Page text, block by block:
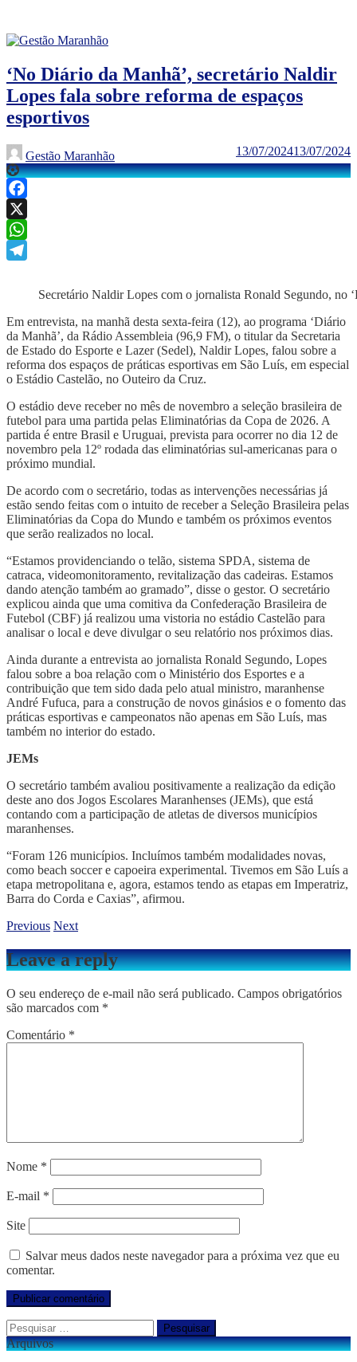
‘No Diário da Manhã’, secretário Naldir
Lopes fala sobre reforma de espaços
esportivos
Gestão Maranhão 13/07/202413/07/2024
Facebook
X
WhatsApp
Secretário Naldir Lopes com o jornalista Ronald Segundo, no
Em entrevista, na manhã desta sexta-feira (12), ao programa ‘Diário
da Manhã’, da Rádio Assembleia (96,9 FM), o titular da Secretaria
de Estado do Esporte e Lazer (Sedel), Naldir Lopes, falou sobre a
reforma dos espaços de práticas esportivas em São Luís, em especial
o Estádio Castelão, no Outeiro da Cruz.
O estádio deve receber no mês de novembro a seleção brasileira de
futebol para uma partida pelas Eliminatórias da Copa de 2026. A
partida é entre Brasil e Uruguai, prevista para ocorrer no dia 12 de
novembro pela 12º rodada das eliminatórias sul-americanas para o
próximo mundial.
De acordo com o secretário, todas as intervenções necessárias já
estão sendo feitas com o intuito de receber a Seleção Brasileira pelas
Eliminatórias da Copa do Mundo e também os próximos eventos
que serão realizados no local.
“Estamos providenciando o telão, sistema SPDA, sistema de
catraca, videomonitoramento, revitalização das cadeiras. Estamos
dando atenção também ao gramado”, disse o gestor. O secretário
explicou ainda que uma comitiva da Confederação Brasileira de
Futebol (CBF) já realizou uma vistoria no estádio Castelão para
analisar o local e deve divulgar o seu relatório nos próximos dias.
Ainda durante a entrevista ao jornalista Ronald Segundo, Lopes
falou sobre a boa relação com o Ministério dos Esportes e a
contribuição que tem sido dada pelo atual ministro, maranhense
André Fufuca, para a construção de novos ginásios e o fomento das
práticas esportivas e campeonatos não apenas em São Luís, mas
também no interior do estado.
JEMs
O secretário também avaliou positivamente a realização da edição
deste ano dos Jogos Escolares Maranhenses (JEMs), que está
contando com a participação de atletas de diversos municípios
maranhenses.
“Foram 126 municípios. Incluímos também modalidades novas,
como beach soccer e capoeira experimental. Tivemos em São Luís a
etapa metropolitana e, agora, estamos tendo as etapas em Imperatriz,
Barra do Corda e Caxias”, afirmou.
Previous Next
Leave a reply
O seu endereço de e-mail não será publicado. Campos obrigatórios
são marcados com *
Comentário *
Nome *
E-mail *
Site
Salvar meus dados neste navegador para a próxima vez que eu
comentar.
Pesquisar
por:
Arquivos